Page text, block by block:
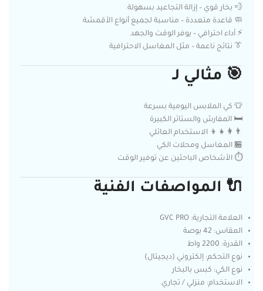
💨 بخار قوي – إزالة التجاعيد بسهولة
🧼 قاعدة متعددة – مناسبة لجميع أنواع الأقمشة
⚡ أداء احترافي – يوفر الوقت والجهد
👔 نتائج ناعمة – مثل المغاسل الاحترافية
🎯 مثالي لـ
👕 كي الملابس اليومية بسرعة
🛏️ المفارش والستائر الكبيرة
👨‍👩‍👧‍👦 الاستخدام العائلي
🏪 المغاسل ومحلات الكي
⏱️ الأشخاص الباحثين عن توفير الوقت
🔌 المواصفات الفنية
العلامة التجارية: GVC PRO
المقاس: 42 بوصة
القدرة: 2200 واط
نوع التحكم: إلكتروني (ديجيتال)
نوع الكي: كبس بالبخار
الاستخدام: منزلي / تجاري